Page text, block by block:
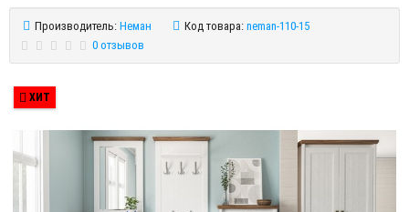
Производитель: Неман Код товара: neman-110-15
0 отзывов
ХИТ